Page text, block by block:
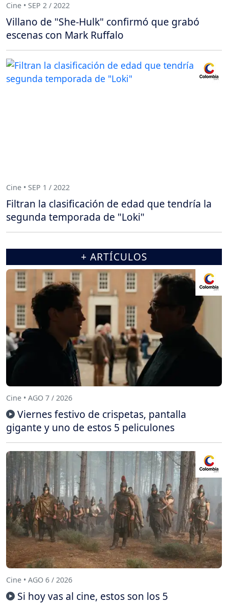
Cine • SEP 2 / 2022
Villano de "She-Hulk" confirmó que grabó
escenas con Mark Ruffalo
Cine • SEP 1 / 2022
Filtran la clasificación de edad que tendría la
segunda temporada de "Loki"
+ ARTÍCULOS
Cine • AGO 7 / 2026
Viernes festivo de crispetas, pantalla
gigante y uno de estos 5 peliculones
Cine • AGO 6 / 2026
Si hoy vas al cine, estos son los 5